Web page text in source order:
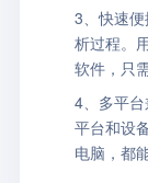
3、快速
析过程。
软件，只
4、多平
平台和设
电脑，都